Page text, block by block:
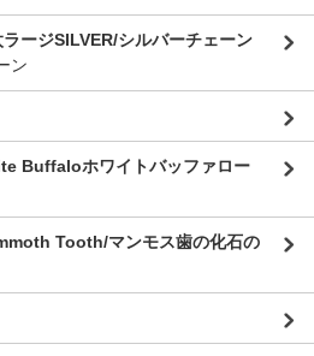
ージSILVER/シルバーチェーン
ン
Buffaloホワイトバッファロー
Tooth/マンモス歯の化石の